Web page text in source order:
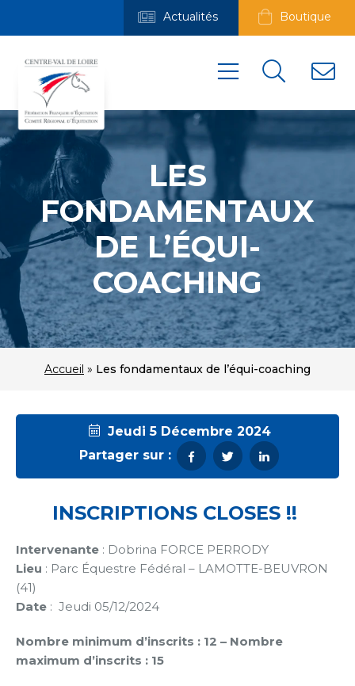
Actualités Boutique
LES
FONDAMENTAUX
DE L’ÉQUI-
COACHING
Accueil » Les fondamentaux de l’équi-coaching
Jeudi 5 Décembre 2024
Partager sur :
INSCRIPTIONS CLOSES !!
Intervenante : Dobrina FORCE PERRODY
Lieu : Parc Équestre Fédéral – LAMOTTE-BEUVRON
(41)
Date : Jeudi 05/12/2024
Nombre minimum d’inscrits : 12 – Nombre
maximum d’inscrits : 15